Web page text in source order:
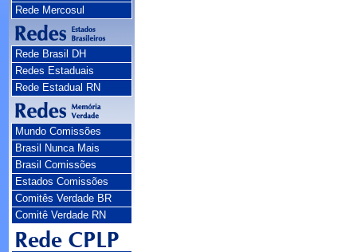
Rede Mercosul
Rede Brasil DH
Redes Estaduais
Rede Estadual RN
Mundo Comissões
Brasil Nunca Mais
Brasil Comissões
Estados Comissões
Comitês Verdade BR
Comitê Verdade RN